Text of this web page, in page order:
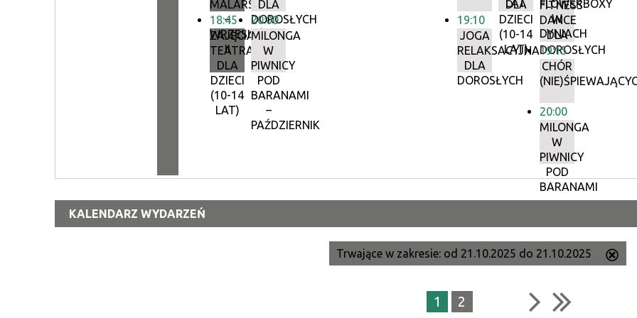
MALARSTWO
–
WRZESIEŃ
II
18:45
ZAJĘCIA
TEATRALNE
DLA
DZIECI
(10-14
LAT)
DLA
DOROSŁYCH
20:00
MILONGA
W
PIWNICY
POD
BARANAMI
–
PAŹDZIERNIK
19:10
JOGA
RELAKSACYJNA
DLA
DOROSŁYCH
LAT
DLA
DZIECI
(10-14
LAT)
FLOWERBOXY
W
DYNIACH
FITNESS
DANCE
DLA
DOROSŁYCH
19:15
CHÓR
20:00
MILONGA
W
PIWNICY
POD
BARANAMI
–
KALENDARZ WYDARZEŃ
Trwające w zakresie: od 21.10.2025 do 21.10.2025
1 2